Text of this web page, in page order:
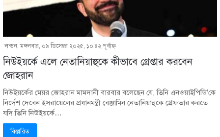
লন্ডন: মঙ্গলবার, ০৯ ডিসেম্বর ২০২৫, ১০:৪২ পূর্বাহ্ণ
নিউইয়র্কে এলে নেতানিয়াহুকে কীভাবে গ্রেপ্তার করবেন
জোহরান
নিউইয়র্কের মেয়র জোহরান মামদানী বারবার বলেছেন যে, তিনি এনওয়াইপিডি’কে
নির্দেশ দেবেন ইসরায়েলের প্রধানমন্ত্রী বেঞ্জামিন নেতানিয়াহুকে গ্রেফতার করতে
যদি তিনি নিউইয়র্কে…
বিস্তারিত